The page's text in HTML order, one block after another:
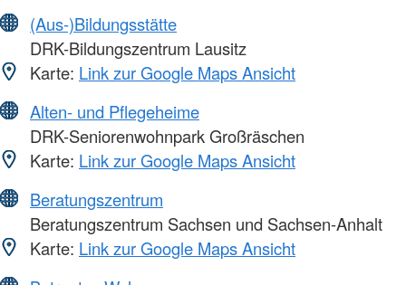
(Aus-)Bildungsstätte
DRK-Bildungszentrum Lausitz
Karte: Link zur Google Maps Ansicht
Alten- und Pflegeheime
DRK-Seniorenwohnpark Großräschen
Karte: Link zur Google Maps Ansicht
Beratungszentrum
Beratungszentrum Sachsen und Sachsen-Anhalt
Karte: Link zur Google Maps Ansicht